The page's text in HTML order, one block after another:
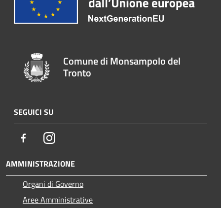
Comune di Monsampolo del
Tronto
SEGUICI SU
FacebookInstagram
AMMINISTRAZIONE
Organi di Governo
Aree Amministrative